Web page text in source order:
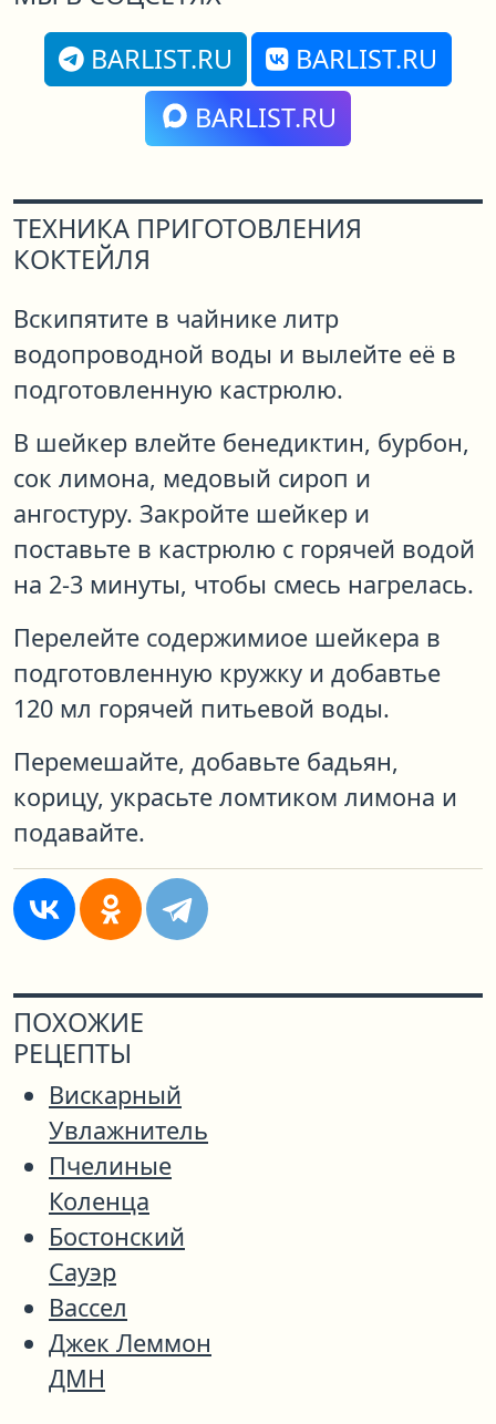
BARLIST.RU
BARLIST.RU
BARLIST.RU
ТЕХНИКА ПРИГОТОВЛЕНИЯ
КОКТЕЙЛЯ
Вскипятите в чайнике литр
водопроводной воды и вылейте её в
подготовленную кастрюлю.
В шейкер влейте бенедиктин, бурбон,
сок лимона, медовый сироп и
ангостуру. Закройте шейкер и
поставьте в кастрюлю с горячей водой
на 2-3 минуты, чтобы смесь нагрелась.
Перелейте содержимиое шейкера в
подготовленную кружку и добавтье
120 мл горячей питьевой воды.
Перемешайте, добавьте бадьян,
корицу, украсьте ломтиком лимона и
подавайте.
ПОХОЖИЕ
РЕЦЕПТЫ
Вискарный
Увлажнитель
Пчелиные
Коленца
Бостонский
Сауэр
Вассел
Джек Леммон
ДМН